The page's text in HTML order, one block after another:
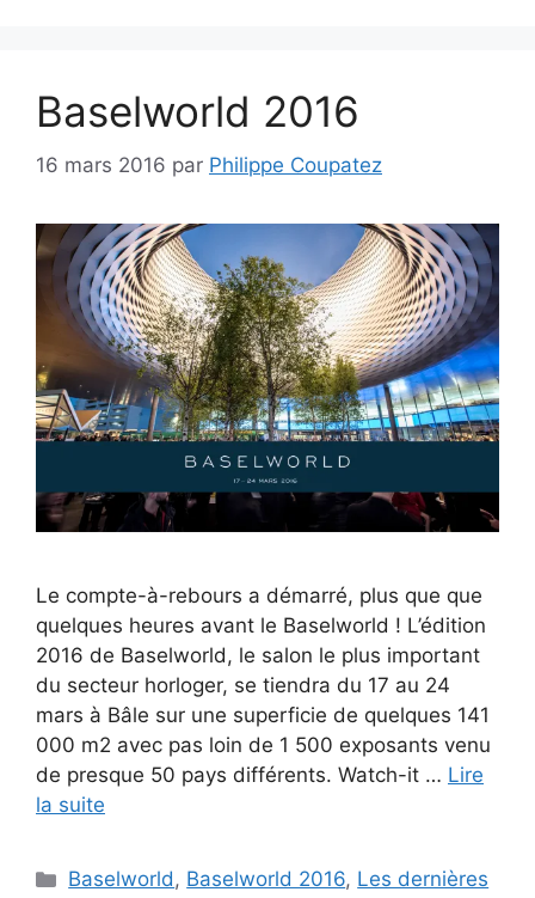
Baselworld 2016
16 mars 2016 par Philippe Coupatez
Le compte-à-rebours a démarré, plus que que
quelques heures avant le Baselworld ! L’édition
2016 de Baselworld, le salon le plus important
du secteur horloger, se tiendra du 17 au 24
mars à Bâle sur une superficie de quelques 141
000 m2 avec pas loin de 1 500 exposants venu
de presque 50 pays différents. Watch-it … Lire
la suite
Catégories
Baselworld, Baselworld 2016, Les dernières